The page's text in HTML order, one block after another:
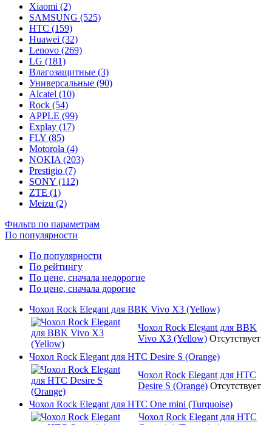
Xiaomi (2)
SAMSUNG (525)
HTC (159)
Huawei (32)
Lenovo (269)
LG (181)
Влагозащитные (3)
Универсальные (90)
Alcatel (10)
Rock (54)
APPLE (99)
Explay (17)
FLY (85)
Motorola (4)
NOKIA (203)
Prestigio (7)
SONY (112)
ZTE (1)
Meizu (2)
Фильтр по параметрам
По популярности
По популярности
По рейтингу
По цене, сначала недорогие
По цене, сначала дорогие
Чохол Rock Elegant для BBK Vivo X3 (Yellow)
Чохол Rock Elegant для BBK
Vivo X3 (Yellow) Отсутствует
Чохол Rock Elegant для HTC Desire S (Orange)
Чохол Rock Elegant для HTC
Desire S (Orange) Отсутствует
Чохол Rock Elegant для HTC One mini (Turquoise)
Чохол Rock Elegant для HTC